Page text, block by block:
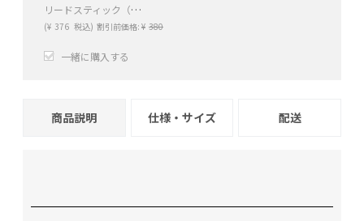
リードスティック（Wood）
(¥ 376 税込) 割引前価格: ¥ 380
一緒に購入する
商品説明 仕様・サイズ 配送